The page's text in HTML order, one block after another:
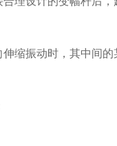
振动时，其中间的